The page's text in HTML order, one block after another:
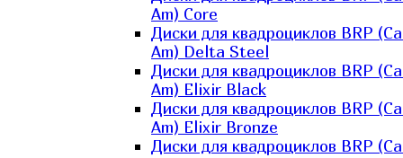
Am) Core
Диски для квадроциклов BRP
Am) Delta Steel
Диски для квадроциклов BRP
Am) Elixir Black
Диски для квадроциклов BRP
Am) Elixir Bronze
Диски для квадроциклов BRP